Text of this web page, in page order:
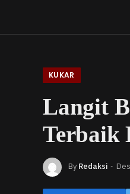
KUKAR
Langit
Terbaik
By Redaksi